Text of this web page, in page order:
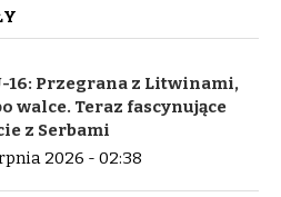
16: Przegrana z Litwinami,
walce. Teraz fascynujące
z Serbami
2026 - 02:38